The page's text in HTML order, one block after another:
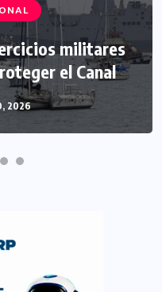
militares
el Canal
2026